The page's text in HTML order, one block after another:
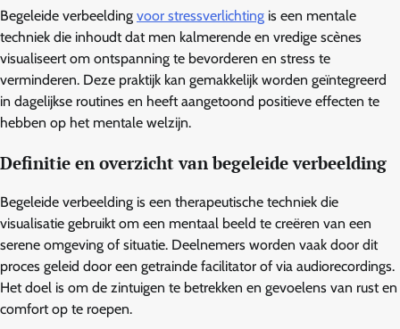
Begeleide verbeelding voor stressverlichting is een mentale
techniek die inhoudt dat men kalmerende en vredige scènes
visualiseert om ontspanning te bevorderen en stress te
verminderen. Deze praktijk kan gemakkelijk worden geïntegreerd
in dagelijkse routines en heeft aangetoond positieve effecten te
hebben op het mentale welzijn.
Definitie en overzicht van begeleide verbeelding
Begeleide verbeelding is een therapeutische techniek die
visualisatie gebruikt om een mentaal beeld te creëren van een
serene omgeving of situatie. Deelnemers worden vaak door dit
proces geleid door een getrainde facilitator of via audiorecordings.
Het doel is om de zintuigen te betrekken en gevoelens van rust en
comfort op te roepen.